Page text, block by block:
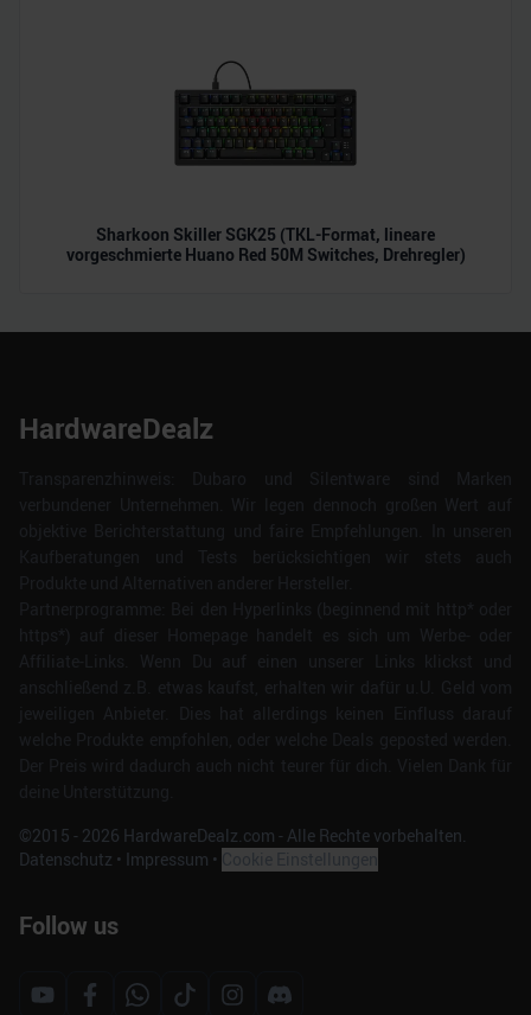
Sharkoon Skiller SGK25 (TKL-Format, lineare
vorgeschmierte Huano Red 50M Switches, Drehregler)
HardwareDealz
©2015 - 2026 HardwareDealz.com - Alle Rechte vorbehalten.
Datenschutz • Impressum •
Follow us